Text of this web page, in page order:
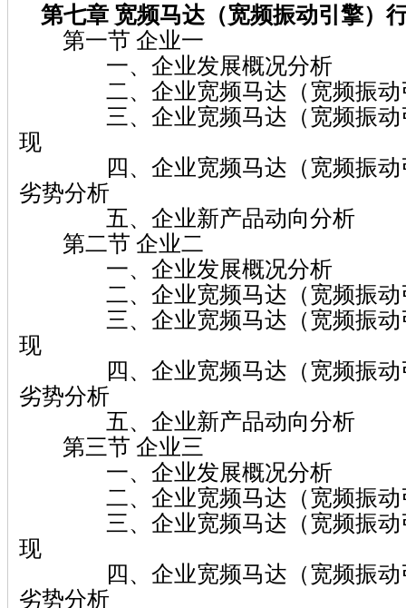
第七章 宽频马达（宽频振动引擎）
第一节 企业一
一、企业发展概况分析
二、企业宽频马达（宽频振动
三、企业宽频马达（宽频振动
现
四、企业宽频马达（宽频振动
劣势分析
五、企业新产品动向分析
第二节 企业二
一、企业发展概况分析
二、企业宽频马达（宽频振动
三、企业宽频马达（宽频振动
现
四、企业宽频马达（宽频振动
劣势分析
五、企业新产品动向分析
第三节 企业三
一、企业发展概况分析
二、企业宽频马达（宽频振动
三、企业宽频马达（宽频振动
现
四、企业宽频马达（宽频振动
劣势分析